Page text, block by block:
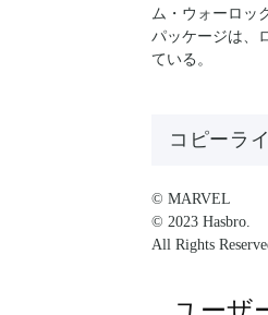
ム・ウォーロッ
パッケージは、
ている。
コピーラ
© MARVEL
© 2023 Hasbro.
All Rights